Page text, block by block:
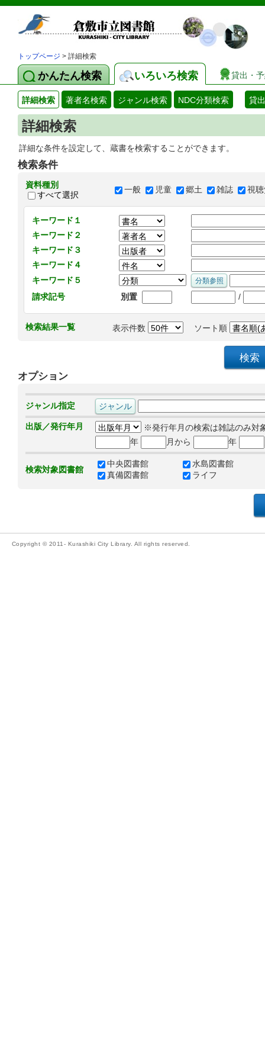
トップページ > 詳細検索
かんたん検索 いろいろ検索 貸出・
詳細検索 著者名検索 ジャンル検索 NDC分類検索 貸
詳細検索
詳細な条件を設定して、蔵書を検索することができます。
検索条件
資料種別
すべて選択
一般 児童 郷土 雑誌 視
キーワード１
キーワード２
キーワード３
キーワード４
キーワード５
請求記号
別置 /
検索結果一覧 表示件数 ソート順
オプション
ジャンル指定
出版／発行年月
※発行年月の検索は雑誌のみ対
年
月から 年
検索対象図書館
中央図書館
水島図書館
真備図書館
ライフ
Copyright © 2011- Kurashiki City Library. All rights reserved.